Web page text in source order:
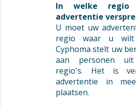
In welke
advertentie
U moet uw
regio waar u wilt
Cyphoma stelt uw
aan personen
regio's. Het is
advertentie in
plaatsen.